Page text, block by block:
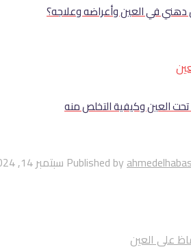
في العين وأعراضه وعلاجه؟
العين وكيفية التخلص منه
Published by سبتمبر 14, 2024
على العين